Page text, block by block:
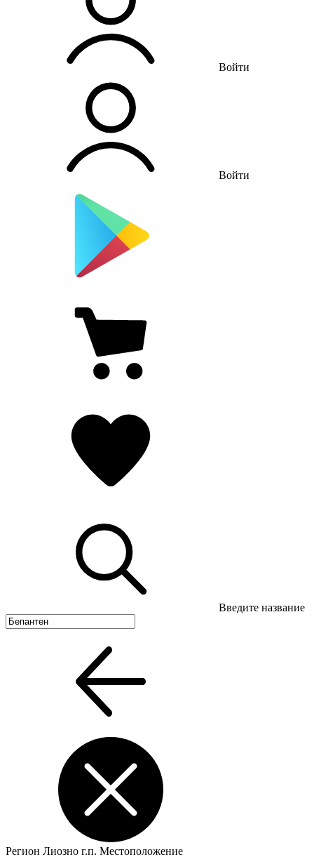
Войти
Войти
Введите название
Регион Лиозно г.п. Местоположение